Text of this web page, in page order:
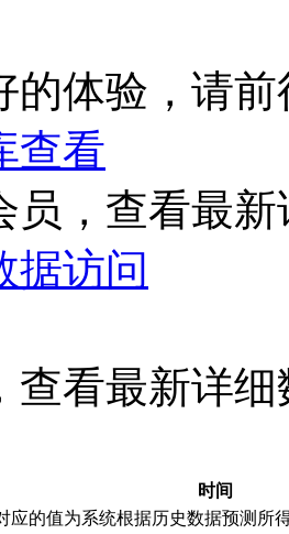
的体验，请
查看
员，查看最
据访问
查看最新详细
时间
应的值为系统根据历史数据预测所